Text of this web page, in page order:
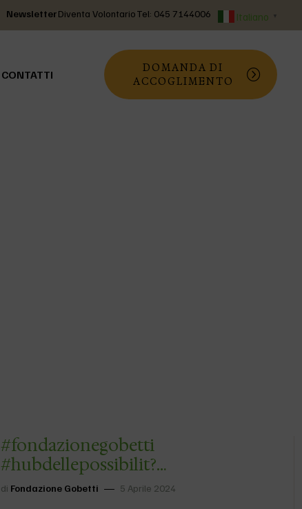
NewsletterDiventa VolontarioTel: 045 7144006 Italiano ▼
CONTATTI
DOMANDA DI
ACCOGLIMENTO
#fondazionegobetti
#hubdellepossibilit?
di Fondazione Gobetti 5 Aprile 2024